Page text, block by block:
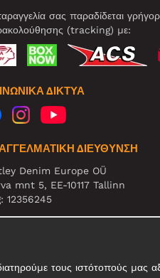
σας παραδίδεται
(tracking) με:
ΔΊΚΤΥΑ
ΔΙΕΥΘΥΝΣΗ
Denim Europe OÜ
mnt 5, EE-10117 Tallinn
12356245
Μη στέλνετε
τους ιστότοπούς μας